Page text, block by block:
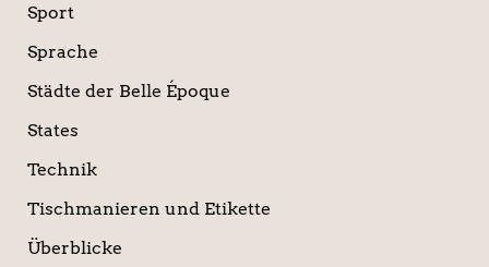
Sport
Sprache
Städte der Belle Époque
States
Technik
Tischmanieren und Etikette
Überblicke